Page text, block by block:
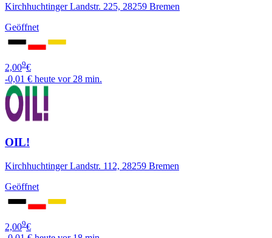
Kirchhuchtinger Landstr. 225, 28259 Bremen
Geöffnet
2,009€
-0,01 € heute vor 28 min.
OIL!
Kirchhuchtinger Landstr. 112, 28259 Bremen
Geöffnet
2,009€